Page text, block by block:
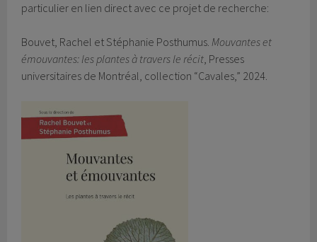
particulier en lien direct avec ce projet de recherche:
Bouvet, Rachel et Stéphanie Posthumus.Mouvantes et
émouvantes: les plantes à travers le récit, Presses
universitaires de Montréal, collection “Cavales,” 2024.